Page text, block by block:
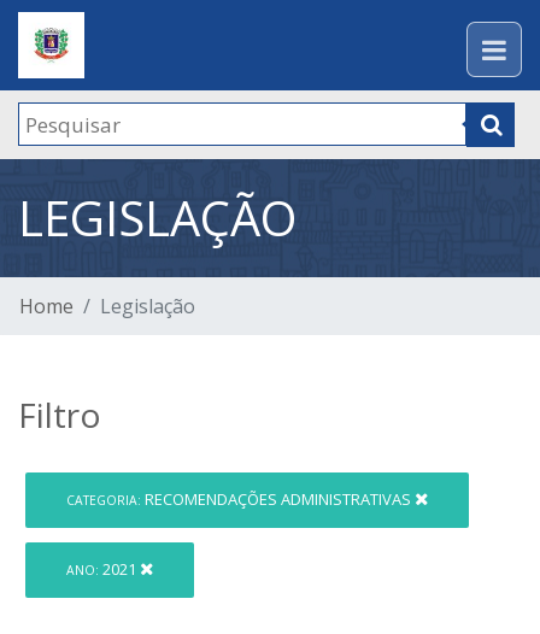
LEGISLAÇÃO
Home Legislação
Filtro
CATEGORIA: RECOMENDAÇÕES ADMINISTRATIVAS
ANO: 2021